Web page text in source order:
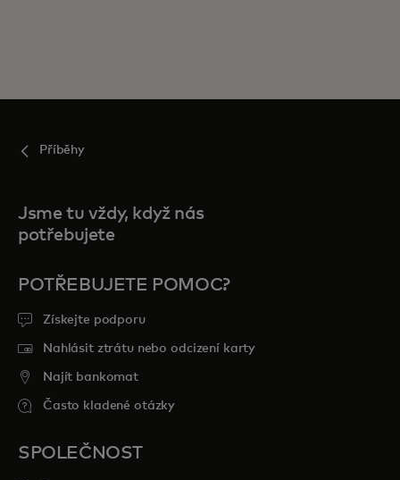
Příběhy
Jsme tu vždy, když nás
potřebujete
POTŘEBUJETE POMOC?
Získejte podporu
Nahlásit ztrátu nebo odcizení karty
Najít bankomat
Často kladené otázky
SPOLEČNOST